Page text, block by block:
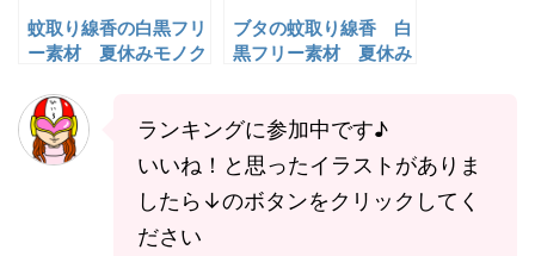
蚊取り線香の白黒フリ
ー素材 夏休みモノク
ブタの蚊取り線香 白
黒フリー素材 夏休み
ランキングに参加中です♪
いいね！と思ったイラストがありま
したら↓のボタンをクリックしてく
ださい